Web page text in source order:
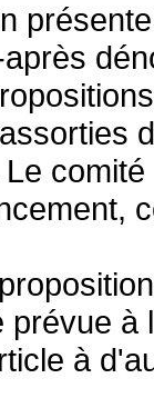
prévue
à